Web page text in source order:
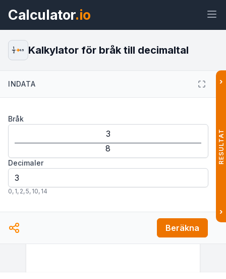
Calculator.io
decimaltal: Kalkylator Widget
1
2
0.5 Kalkylator för bråk till decimaltal
INDATA
Bråk
Decimaler
0, 1, 2,5, 10, 14
Beräkna
›
RESULTAT
›